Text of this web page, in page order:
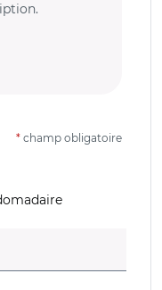
* champ obligatoire